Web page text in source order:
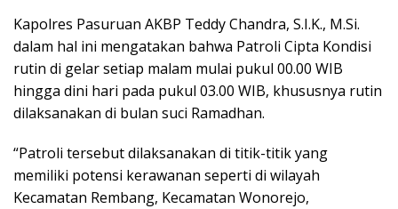
Kapolres Pasuruan AKBP Teddy Chandra, S.I.K., M.Si.
dalam hal ini mengatakan bahwa Patroli Cipta Kondisi
rutin di gelar setiap malam mulai pukul 00.00 WIB
hingga dini hari pada pukul 03.00 WIB, khususnya rutin
dilaksanakan di bulan suci Ramadhan.
“Patroli tersebut dilaksanakan di titik-titik yang
memiliki potensi kerawanan seperti di wilayah
Kecamatan Rembang, Kecamatan Wonorejo,